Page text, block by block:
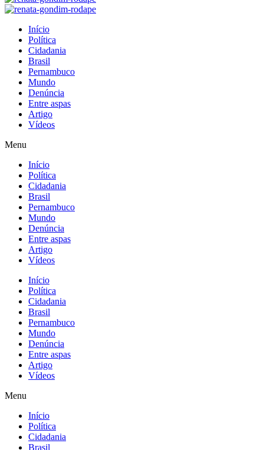
Início
Política
Cidadania
Brasil
Pernambuco
Mundo
Denúncia
Entre aspas
Artigo
Vídeos
Menu
Início
Política
Cidadania
Brasil
Pernambuco
Mundo
Denúncia
Entre aspas
Artigo
Vídeos
Início
Política
Cidadania
Brasil
Pernambuco
Mundo
Denúncia
Entre aspas
Artigo
Vídeos
Menu
Início
Política
Cidadania
Brasil